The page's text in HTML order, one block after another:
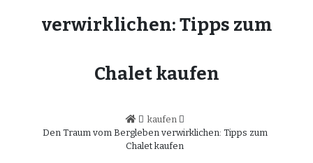
verwirklichen: Tipps zum
Chalet kaufen
kaufen
Den Traum vom Bergleben verwirklichen: Tipps zum
Chalet kaufen